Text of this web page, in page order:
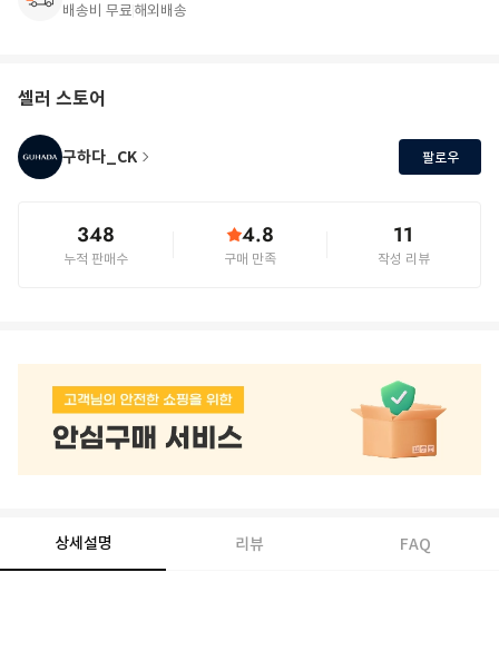
배송비 무료해외배송
셀러 스토어
구하다_CK 팔로우
348
누적 판매수
4.8
구매 만족
11
작성 리뷰
상세설명 리뷰 FAQ